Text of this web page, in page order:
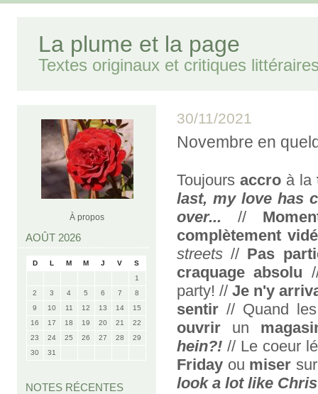
La plume et la page
Textes originaux et critiques
À propos
AOÛT 2026
D L M M J V
S
1
2
3 4 5 6 7
8
9
10 11 12 13 14
15
16
17 18 19 20 21
22
23
24 25 26 27 28
29
30
31
NOTES RÉCENTES
30/11/2021
Novembre en
Toujours accroà la
last, my love has
over... //
complètement
streets // Pas
craquage absolu
party! //Je n'y
sentir // Quand
ouvrir un
hein?! // Le coeur
Friday ou miser
look a lot like